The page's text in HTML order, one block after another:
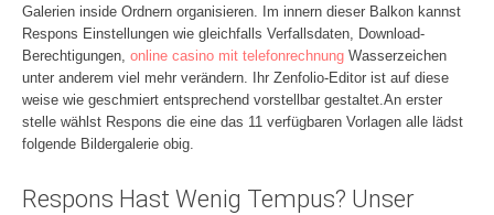
Galerien inside Ordnern organisieren. Im innern dieser Balkon kannst
Respons Einstellungen wie gleichfalls Verfallsdaten, Download-
Berechtigungen, online casino mit telefonrechnung Wasserzeichen
unter anderem viel mehr verändern. Ihr Zenfolio-Editor ist auf diese
weise wie geschmiert entsprechend vorstellbar gestaltet.An erster
stelle wählst Respons die eine das 11 verfügbaren Vorlagen alle lädst
folgende Bildergalerie obig.
Respons Hast Wenig Tempus? Unser